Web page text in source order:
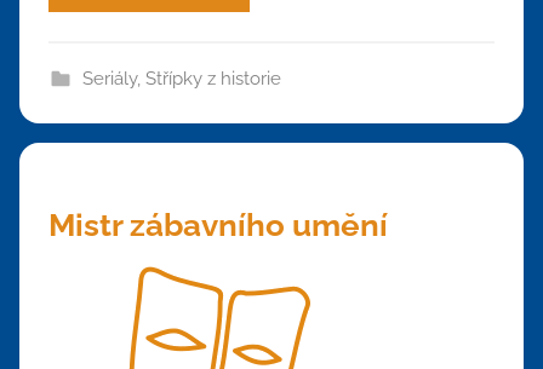
Seriály, Střípky z historie
Mistr zábavního umění